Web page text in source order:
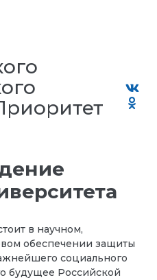
в научном,
обеспечении защиты
социального
будущее Российской